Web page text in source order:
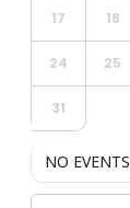
17 18
24 25
31
NO EVENTS